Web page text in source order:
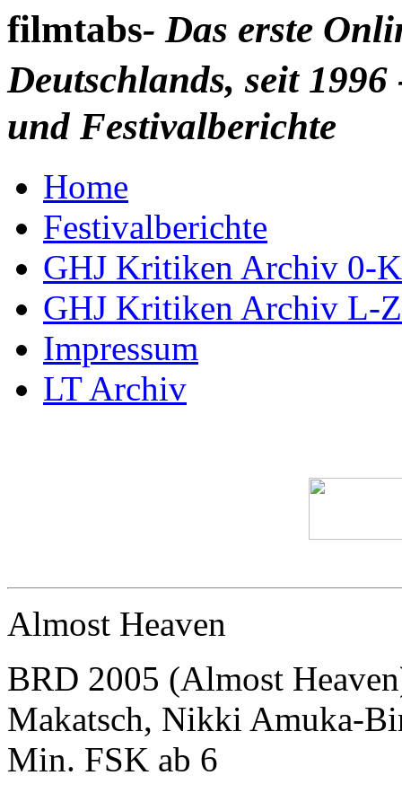
filmtabs- Das erste
Deutschlands, seit
und Festivalberichte
Home
Festivalberichte
GHJ Kritiken Archiv 0-K
GHJ Kritiken Archiv L-Z
Impressum
LT Archiv
Almost Heaven
BRD 2005 (Almost
Makatsch, Nikki Amuka-
Min. FSK ab 6